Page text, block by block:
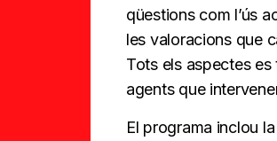
qüestions com l’ús
les valoracions que
Tots els aspectes
agents que
El programa inclou